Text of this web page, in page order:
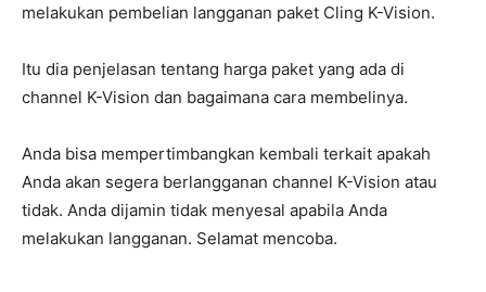
melakukan pembelian langganan paket Cling K-Vision.
Itu dia penjelasan tentang harga paket yang ada di
channel K-Vision dan bagaimana cara membelinya.
Anda bisa mempertimbangkan kembali terkait apakah
Anda akan segera berlangganan channel K-Vision atau
tidak. Anda dijamin tidak menyesal apabila Anda
melakukan langganan. Selamat mencoba.